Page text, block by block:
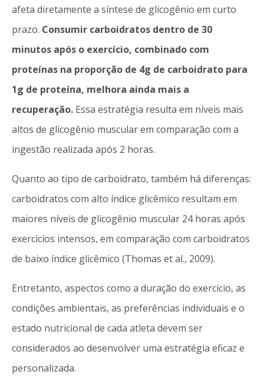
afeta diretamente a síntese de glicogênio em curto
prazo. Consumir carboidratos dentro de 30
minutos após o exercício, combinado com
proteínas na proporção de 4g de carboidrato para
1g de proteína, melhora ainda mais a
recuperação. Essa estratégia resulta em níveis mais
altos de glicogênio muscular em comparação com a
ingestão realizada após 2 horas.
Quanto ao tipo de carboidrato, também há diferenças:
carboidratos com alto índice glicêmico resultam em
maiores níveis de glicogênio muscular 24 horas após
exercícios intensos, em comparação com carboidratos
de baixo índice glicêmico (Thomas et al., 2009).
Entretanto, aspectos como a duração do exercício, as
condições ambientais, as preferências individuais e o
estado nutricional de cada atleta devem ser
considerados ao desenvolver uma estratégia eficaz e
personalizada.